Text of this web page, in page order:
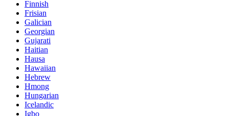
Finnish
Frisian
Galician
Georgian
Gujarati
Haitian
Hausa
Hawaiian
Hebrew
Hmong
Hungarian
Icelandic
Igbo